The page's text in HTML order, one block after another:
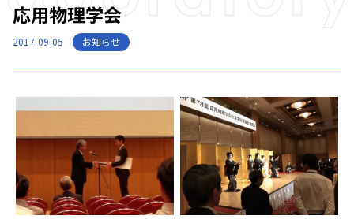
応用物理学会
2017-09-05 お知らせ